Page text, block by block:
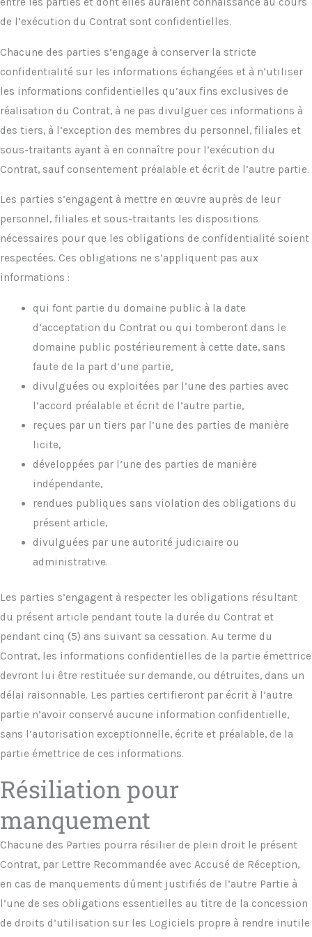
de l’exécution du Contrat sont confidentielles.
Chacune des parties s’engage à conserver la stricte
confidentialité sur les informations échangées et à n’utiliser
les informations confidentielles qu’aux fins exclusives de
réalisation du Contrat, à ne pas divulguer ces informations à
des tiers, à l’exception des membres du personnel, filiales et
sous-traitants ayant à en connaître pour l’exécution du
Contrat, sauf consentement préalable et écrit de l’autre partie.
Les parties s’engagent à mettre en œuvre auprès de leur
personnel, filiales et sous-traitants les dispositions
nécessaires pour que les obligations de confidentialité soient
respectées. Ces obligations ne s’appliquent pas aux
informations :
qui font partie du domaine public à la date
d’acceptation du Contrat ou qui tomberont dans le
domaine public postérieurement à cette date, sans
faute de la part d’une partie,
divulguées ou exploitées par l’une des parties avec
l’accord préalable et écrit de l’autre partie,
reçues par un tiers par l’une des parties de manière
licite,
développées par l’une des parties de manière
indépendante,
rendues publiques sans violation des obligations du
présent article,
divulguées par une autorité judiciaire ou
administrative.
Les parties s’engagent à respecter les obligations résultant
du présent article pendant toute la durée du Contrat et
pendant cinq (5) ans suivant sa cessation. Au terme du
Contrat, les informations confidentielles de la partie émettrice
devront lui être restituée sur demande, ou détruites, dans un
délai raisonnable. Les parties certifieront par écrit à l’autre
partie n’avoir conservé aucune information confidentielle,
sans l’autorisation exceptionnelle, écrite et préalable, de la
partie émettrice de ces informations.
Résiliation pour
manquement
Chacune des Parties pourra résilier de plein droit le présent
Contrat, par Lettre Recommandée avec Accusé de Réception,
en cas de manquements dûment justifiés de l’autre Partie à
l’une de ses obligations essentielles au titre de la concession
de droits d’utilisation sur les Logiciels propre à rendre inutile